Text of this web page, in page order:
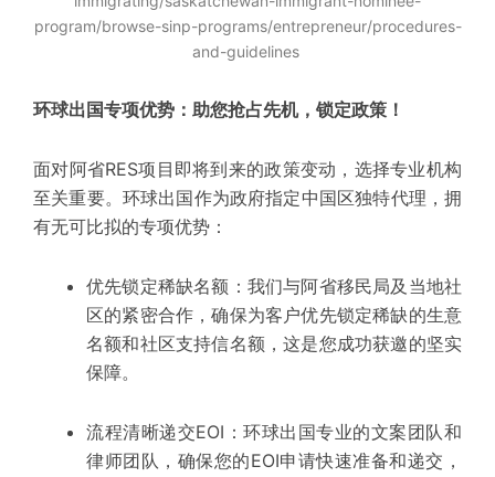
program/browse-sinp-programs/entrepreneur/procedures-
and-guidelines
环球出国专项优势：助您抢占先机，锁定政策！
面对阿省RES项目即将到来的政策变动，选择专业机构
至关重要。 环球出国作为政府指定中国区独特代理 ，拥
有无可比拟的专项优势：
优先锁定稀缺名额： 我们与阿省移民局及当地社
区的紧密合作，确保为客户优先锁定稀缺的生意
名额和社区支持信名额，这是您成功获邀的坚实
保障。
流程清晰递交EOI：环球出国专业的文案团队和
律师团队，确保您的EOI申请快速准备和递交，